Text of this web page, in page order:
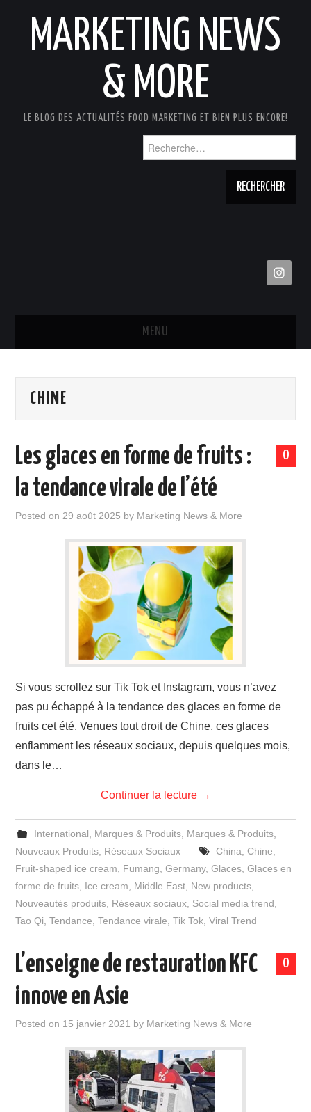
MARKETING NEWS
& MORE
LE BLOG DES ACTUALITÉS FOOD MARKETING ET BIEN PLUS ENCORE!
MENU
DISTRIBUTION
DIGITAL
A PROPOS
CHINE
0
Les glaces en forme de fruits :
la tendance virale de l’été
Posted on 29 août 2025 by Marketing News & More
Si vous scrollez sur Tik Tok et Instagram, vous n’avez
pas pu échappé à la tendance des glaces en forme de
fruits cet été. Venues tout droit de Chine, ces glaces
enflamment les réseaux sociaux, depuis quelques mois,
dans le…
Continuer la lecture →
International Marques & Produits, Marques & Produits,
Nouveaux Produits Réseaux Sociaux China Chine
Fruit-shaped ice cream
Fumang ,Germany,Glaces ,Glaces en
forme de fruits Ice cream Middle East New products
Nouveautés produits Réseaux sociaux Social media trend
Tao Qi ,Tendance ,Tendance virale ,Tik Tok ,Viral Trend
0
L’enseigne de restauration KFC
innove en Asie
Posted on 15 janvier 2021 by Marketing News & More